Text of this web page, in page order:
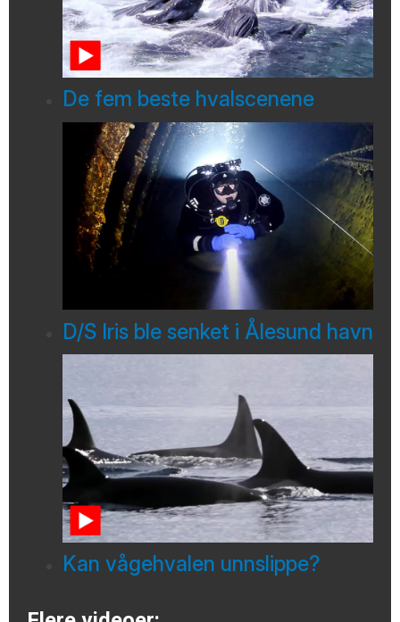
De fem beste hvalscenene
D/S Iris ble senket i Ålesund havn
Kan vågehvalen unnslippe?